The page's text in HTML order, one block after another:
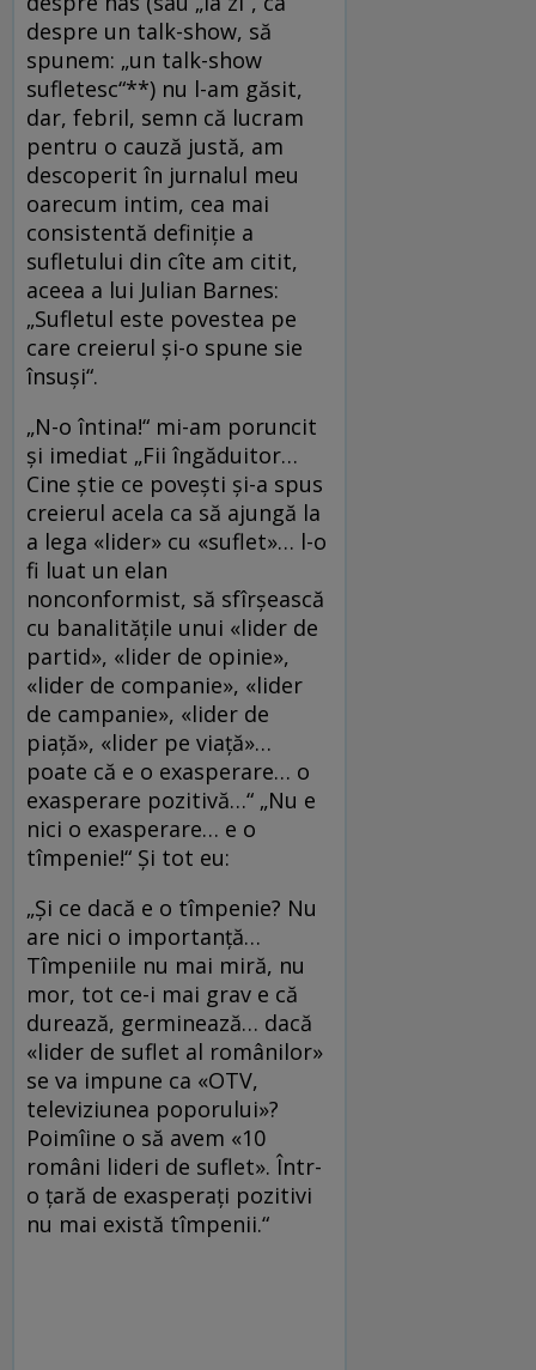
despre un talk-show, să
spunem: „un talk-show
sufletesc“**) nu l-am găsit,
dar, febril, semn că lucram
pentru o cauză justă, am
descoperit în jurnalul meu
oarecum intim, cea mai
consistentă definiţie a
sufletului din cîte am citit,
aceea a lui Julian Barnes:
„Sufletul este povestea pe
care creierul şi-o spune sie
însuşi“.
„N-o întina!“ mi-am poruncit
şi imediat „Fii îngăduitor…
Cine ştie ce poveşti şi-a spus
creierul acela ca să ajungă la
a lega «lider» cu «suflet»… l-o
fi luat un elan
nonconformist, să sfîrşească
cu banalităţile unui «lider de
partid», «lider de opinie»,
«lider de companie», «lider
de campanie», «lider de
piaţă», «lider pe viaţă»…
poate că e o exasperare… o
exasperare pozitivă…“ „Nu e
nici o exasperare… e o
tîmpenie!“ Şi tot eu:
„Şi ce dacă e o tîmpenie? Nu
are nici o importanţă…
Tîmpeniile nu mai miră, nu
mor, tot ce-i mai grav e că
durează, germinează… dacă
«lider de suflet al românilor»
se va impune ca «OTV,
televiziunea poporului»?
Poimîine o să avem «10
români lideri de suflet». Într-
o ţară de exasperaţi pozitivi
nu mai există tîmpenii.“